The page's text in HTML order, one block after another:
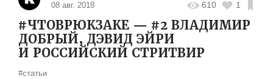
08 авг. 2018 610 1
#ЧТОВРЮКЗАКЕ — #2 ВЛАДИМИР
ДОБРЫЙ, ДЭВИД ЭЙРИ
И РОССИЙСКИЙ СТРИТВИР
#статьи